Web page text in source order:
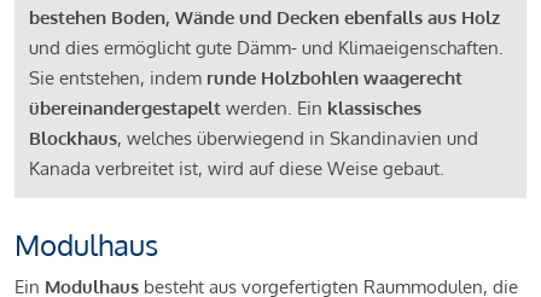
bestehen Boden, Wände und Decken ebenfalls aus Holz
und dies ermöglicht gute Dämm- und Klimaeigenschaften.
Sie entstehen, indem runde Holzbohlen waagerecht
übereinandergestapelt werden. Ein klassisches
Blockhaus, welches überwiegend in Skandinavien und
Kanada verbreitet ist, wird auf diese Weise gebaut.
Modulhaus
Ein Modulhaus besteht aus vorgefertigten Raummodulen, die